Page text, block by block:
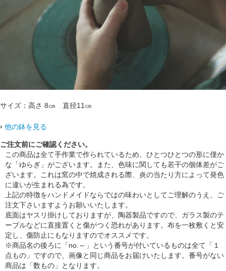
サイズ：高さ 8㎝ 直径11㎝
› 他の鉢を見る
ご注文前にご確認ください。
この商品は全て手作業で作られているため、ひとつひとつの形に僅か
な「ゆらぎ」がございます。また、色味に関しても若干の個体差がご
ざいます。これは窯の中で焼成される際、炎の当たり方によって発色
に違いが生まれる為です。
上記の特徴をハンドメイドならではの味わいとしてご理解のうえ、ご
注文下さいますようお願いいたします。
底面はヤスリ掛けしておりますが、陶器製品ですので、ガラス製のテ
ーブルなどに直接置くと傷がつく恐れがあります。布を一枚敷くと安
定し、傷防止にもなりますのでオススメです。
※商品名の後ろに「no.～」という番号が付いているものは全て「１
点もの」ですので、画像と同じ商品をお届けいたします。番号がない
商品は「数もの」となります。